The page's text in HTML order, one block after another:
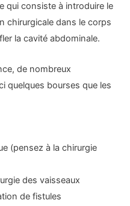
qui consiste à introduire le
chirurgicale dans le corps
la cavité abdominale.
de nombreux
quelques bourses que les
(pensez à la chirurgie
des vaisseaux
de fistules